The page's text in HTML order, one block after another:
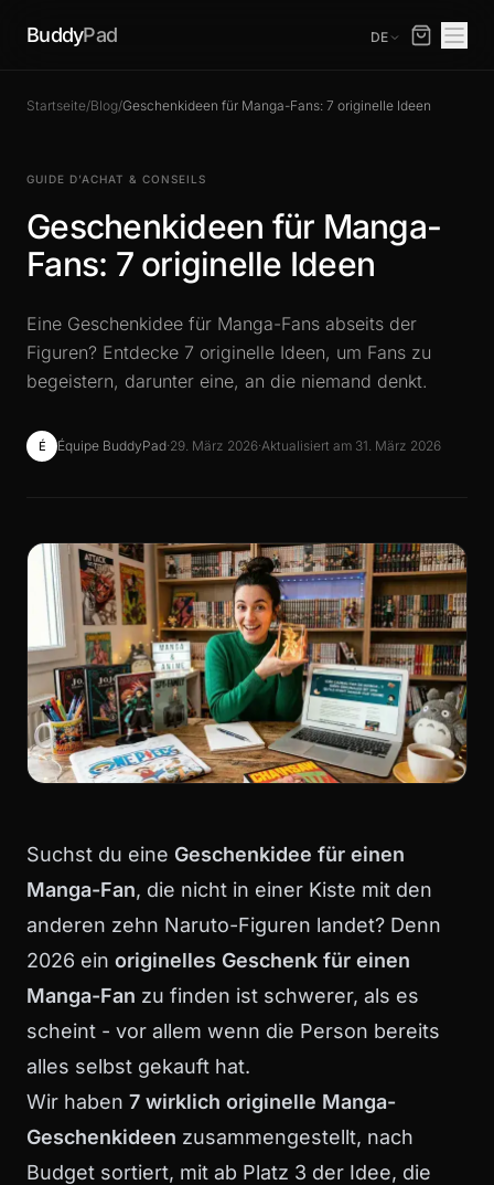
BuddyPad DE
Startseite/Blog/Geschenkideen für Manga-Fans: 7 originelle Ideen
GUIDE D’ACHAT & CONSEILS
Geschenkideen für Manga-
Fans: 7 originelle Ideen
Eine Geschenkidee für Manga-Fans abseits der
Figuren? Entdecke 7 originelle Ideen, um Fans zu
begeistern, darunter eine, an die niemand denkt.
É Équipe BuddyPad·29. März 2026·Aktualisiert am 31. März 2026
Suchst du eine Geschenkidee für einen
Manga-Fan, die nicht in einer Kiste mit den
anderen zehn Naruto-Figuren landet? Denn
2026 ein originelles Geschenk für einen
Manga-Fan zu finden ist schwerer, als es
scheint - vor allem wenn die Person bereits
alles selbst gekauft hat.
Wir haben 7 wirklich originelle Manga-
Geschenkideen zusammengestellt, nach
Budget sortiert, mit ab Platz 3 der Idee, die